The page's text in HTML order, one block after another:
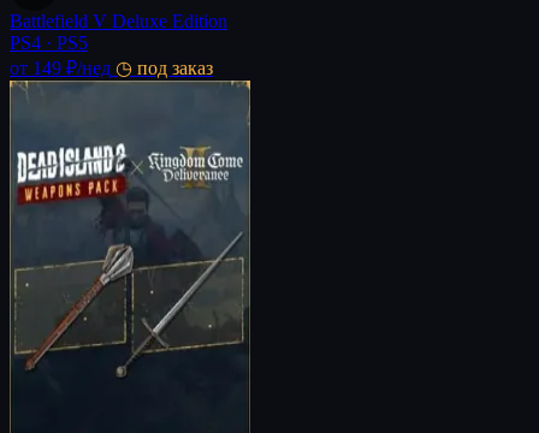
Battlefield V Deluxe Edition
PS4 · PS5
от 149 ₽/нед ◷ под заказ